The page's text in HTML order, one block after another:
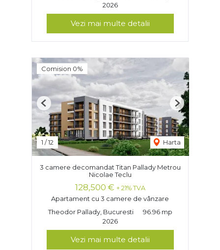
2026
Vezi mai multe detalii
Comision 0%
1 /12 Harta
Previous Next
3 camere decomandat Titan Pallady Metrou
Nicolae Teclu
128,500 € + 21% TVA
Apartament cu 3 camere de vânzare
Theodor Pallady, Bucuresti
96.96 mp
2026
Vezi mai multe detalii